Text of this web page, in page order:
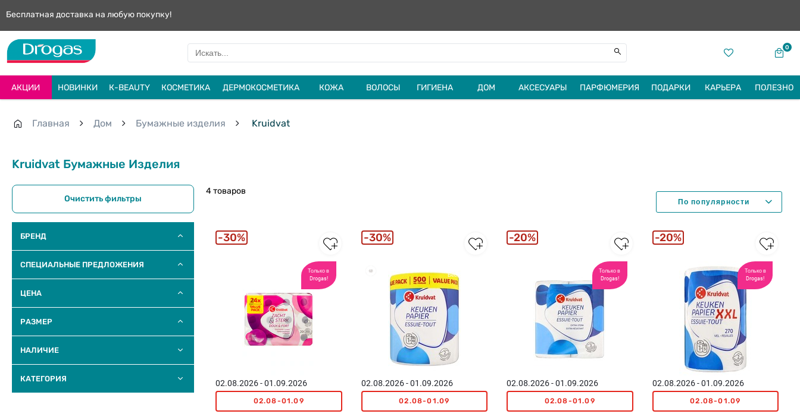
Бесплатная доставка на любую покупку!
0
АКЦИИ НОВИНКИ К-BEAUTY КОСМЕТИКА ДЕРМОКОСМЕТИКА КОЖА ВОЛОСЫ ГИГИЕНА ДОМ АКСЕСУАРЫ ПАРФЮМЕРИЯ ПОДАРКИ КАРЬЕРА ПОЛЕЗНО
Главная Дом Бумажные изделия Kruidvat
Kruidvat Бумажные Изделия
Очистить фильтры
БРЕНД
СПЕЦИАЛЬНЫЕ ПРЕДЛОЖЕНИЯ
ЦЕНА
РАЗМЕР
НАЛИЧИЕ
КАТЕГОРИЯ
4 товаров
Только в
Drogas!
02.08.2026 - 01.09.2026
02.08-01.09
30%
Бестселлеры
02.08.2026 - 01.09.2026
02.08-01.09
30%
Только в
Drogas!
02.08.2026 - 01.09.2026
02.08-01.09
20%
Только в
Drogas!
02.08.2026 - 01.09.2026
02.08-01.09
20%